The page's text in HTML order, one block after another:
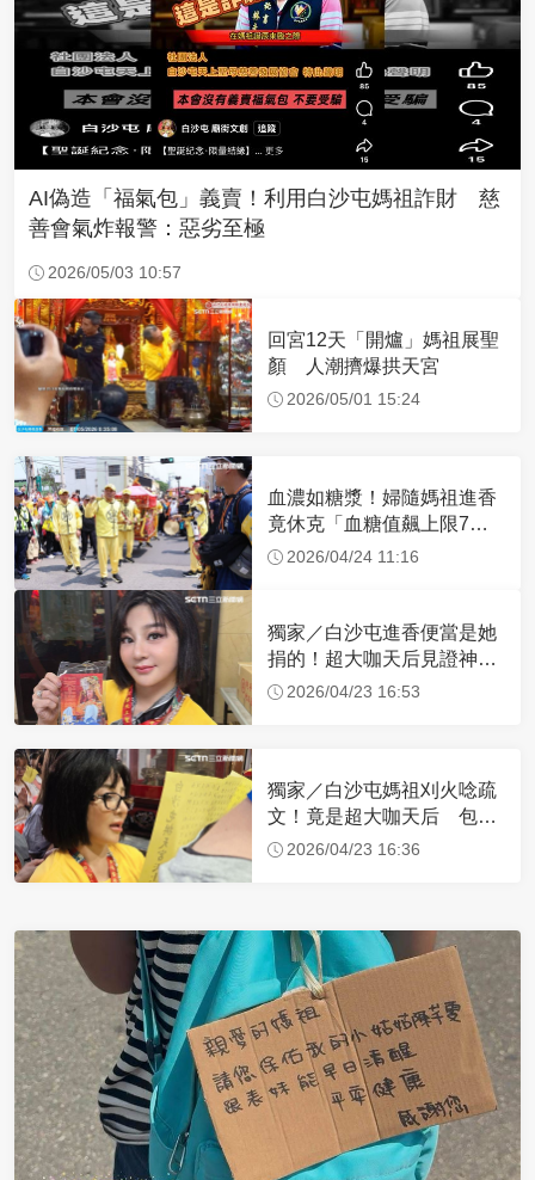
AI偽造「福氣包」義賣！利用白沙屯媽祖詐財 慈
善會氣炸報警：惡劣至極
2026/05/03 10:57
回宮12天「開爐」媽祖展聖
顏 人潮擠爆拱天宮
2026/05/01 15:24
血濃如糖漿！婦隨媽祖進香
竟休克「血糖值飆上限7
倍」 醫曝原因
2026/04/24 11:16
獨家／白沙屯進香便當是她
捐的！超大咖天后見證神
蹟 一靠近媽祖就爆哭
2026/04/23 16:53
獨家／白沙屯媽祖刈火唸疏
文！竟是超大咖天后 包尿
布忍尿5小時不喊累
2026/04/23 16:36